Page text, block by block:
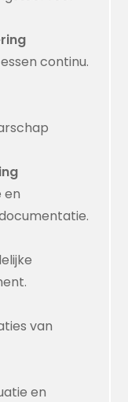
continu.
en
van
en